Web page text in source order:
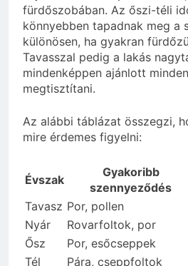
fürdőszobában. Az őszi-téli
könnyebben tapadnak meg a
különösen, ha gyakran
Tavasszal pedig a lakás
mindenképpen ajánlott
megtisztítani.
Az alábbi táblázat összegzi,
mire érdemes figyelni:
Évszak
Gyakoribb
szennyeződés
Tavasz Por, pollen
Nyár
Rovarfoltok, por
Ősz
Por, esőcseppek
Tél
Pára, cseppfoltok